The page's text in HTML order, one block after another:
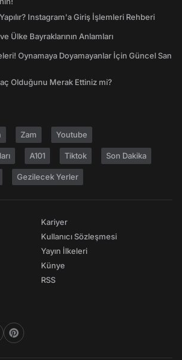
Instagram'a Giriş İşlemleri Rehberi
Ülke Bayraklarının Anlamları
Oynamaya Doyamayanlar İçin Güncel San
Olduğunu Merak Ettiniz mi?
Zam Youtube
A101 Tiktok Son Dakika
Gezilecek Yerler
Kariyer
Kullanıcı Sözleşmesi
Yayın İlkeleri
Künye
RSS